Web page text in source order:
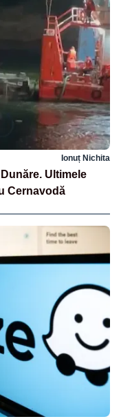
Ionuț Nichita
Ultimele
Cernavodă